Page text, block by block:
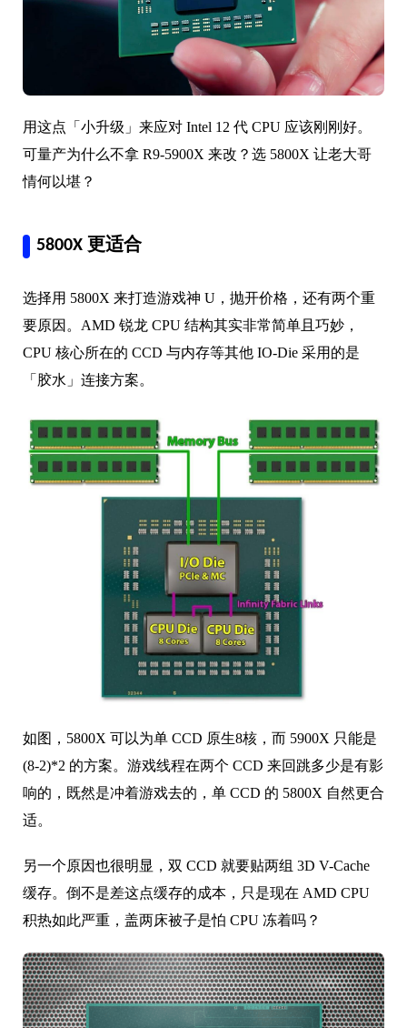
用这点「小升级」来应对 Intel 12 代 CPU 应该刚刚好。
可量产为什么不拿 R9-5900X 来改？选 5800X 让老大哥
情何以堪？
5800X 更适合
选择用 5800X 来打造游戏神 U，抛开价格，还有两个重
要原因。AMD 锐龙 CPU 结构其实非常简单且巧妙，
CPU 核心所在的 CCD 与内存等其他 IO-Die 采用的是
「胶水」连接方案。
如图，5800X 可以为单 CCD 原生8核，而 5900X 只能是
(8-2)*2 的方案。游戏线程在两个 CCD 来回跳多少是有影
响的，既然是冲着游戏去的，单 CCD 的 5800X 自然更合
适。
另一个原因也很明显，双 CCD 就要贴两组 3D V-Cache
缓存。倒不是差这点缓存的成本，只是现在 AMD CPU
积热如此严重，盖两床被子是怕 CPU 冻着吗？